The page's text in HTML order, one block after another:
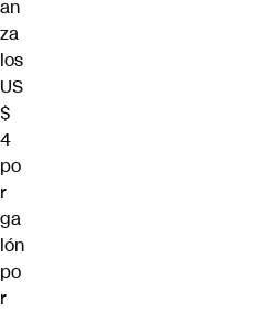
an
za
los
US
$
4
po
r
ga
lón
po
r